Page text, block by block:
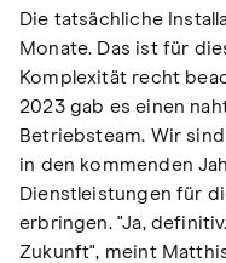
Die tatsächliche
Monate. Das ist für
Komplexität recht
2023 gab es einen
Betriebsteam. Wir
in den kommenden
Dienstleistungen für
erbringen. "Ja,
Zukunft", meint